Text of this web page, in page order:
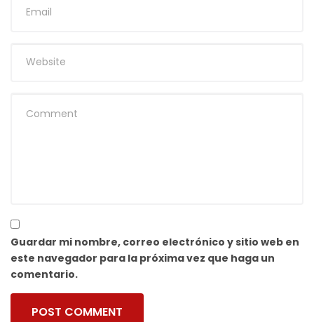
Guardar mi nombre, correo electrónico y sitio web en
este navegador para la próxima vez que haga un
comentario.